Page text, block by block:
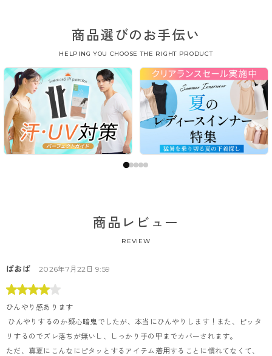
商品選びのお手伝い
HELPING YOU CHOOSE THE RIGHT PRODUCT
商品レビュー
REVIEW
ぱおぱ 2026年7月22日 9:59
ひんやり感あります
リするのでズレ落ちが無いし、しっかり手の甲までカバーされます。
ただ、真夏にこんなにピタッとするアイテム着用することに慣れてなくて、